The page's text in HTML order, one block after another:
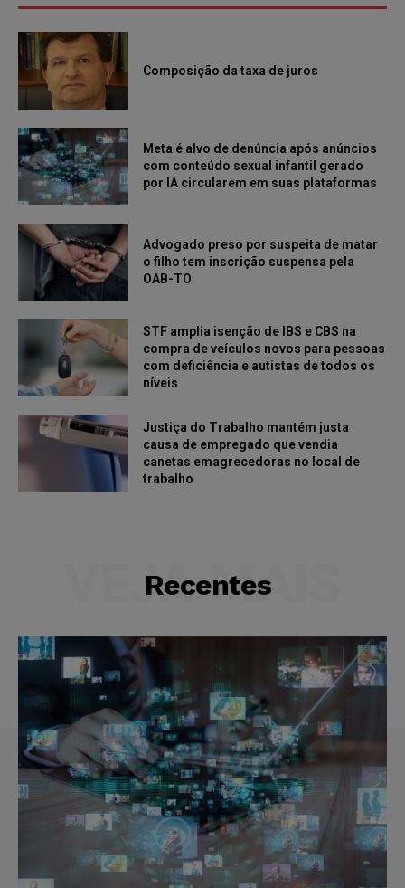
Composição da taxa de juros
Meta é alvo de denúncia após anúncios
com conteúdo sexual infantil gerado
por IA circularem em suas plataformas
Advogado preso por suspeita de matar
o filho tem inscrição suspensa pela
OAB-TO
STF amplia isenção de IBS e CBS na
compra de veículos novos para pessoas
com deficiência e autistas de todos os
níveis
Justiça do Trabalho mantém justa
causa de empregado que vendia
canetas emagrecedoras no local de
trabalho
Recentes
VEJA MAIS